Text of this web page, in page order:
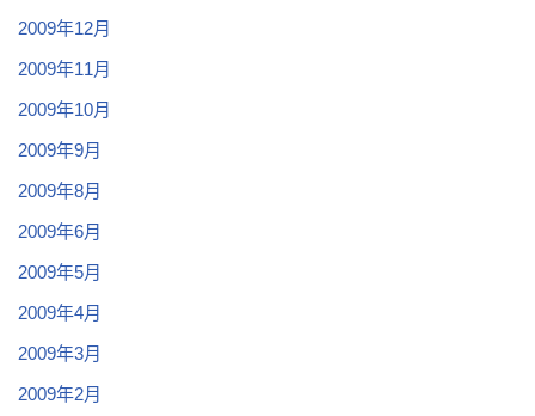
2009年12月
2009年11月
2009年10月
2009年9月
2009年8月
2009年6月
2009年5月
2009年4月
2009年3月
2009年2月